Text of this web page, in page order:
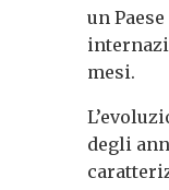
un
mesi.
degli